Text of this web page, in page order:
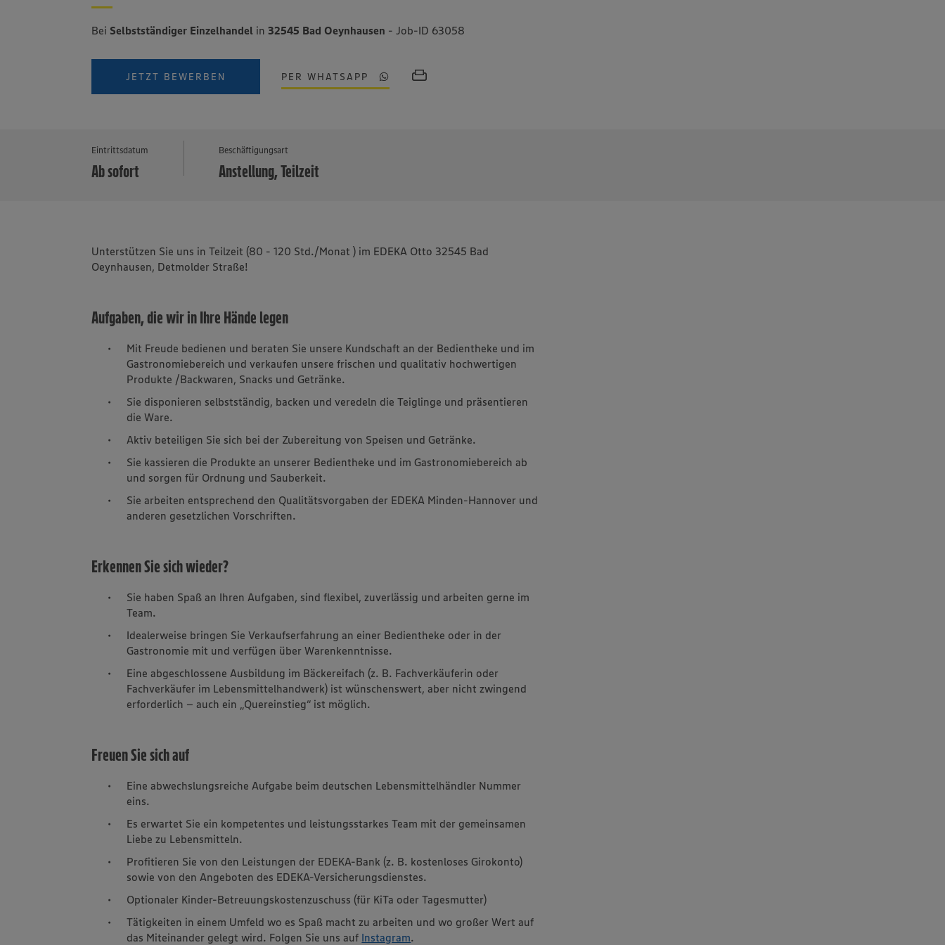
Bei Selbstständiger Einzelhandel in32545 Bad Oeynhausen - Job-ID 63058
JETZT BEWERBEN PER WHATSAPP
Eintrittsdatum
Ab sofort
Beschäftigungsart
Anstellung, Teilzeit
Unterstützen Sie uns in Teilzeit (80 - 120 Std./Monat ) im EDEKA Otto 32545 Bad
Oeynhausen, Detmolder Straße!
Aufgaben, die wir in Ihre Hände legen
Mit Freude bedienen und beraten Sie unsere Kundschaft an der Bedientheke und im
Gastronomiebereich und verkaufen unsere frischen und qualitativ hochwertigen
Produkte /Backwaren, Snacks und Getränke.
Sie disponieren selbstständig, backen und veredeln die Teiglinge und präsentieren
die Ware.
Aktiv beteiligen Sie sich bei der Zubereitung von Speisen und Getränke.
Sie kassieren die Produkte an unserer Bedientheke und im Gastronomiebereich ab
und sorgen für Ordnung und Sauberkeit.
Sie arbeiten entsprechend den Qualitätsvorgaben der EDEKA Minden-Hannover und
anderen gesetzlichen Vorschriften.
Erkennen Sie sich wieder?
Sie haben Spaß an Ihren Aufgaben, sind flexibel, zuverlässig und arbeiten gerne im
Team.
Idealerweise bringen Sie Verkaufserfahrung an einer Bedientheke oder in der
Gastronomie mit und verfügen über Warenkenntnisse.
Eine abgeschlossene Ausbildung im Bäckereifach (z. B. Fachverkäuferin oder
Fachverkäufer im Lebensmittelhandwerk) ist wünschenswert, aber nicht zwingend
erforderlich – auch ein „Quereinstieg“ ist möglich.
Freuen Sie sich auf
Eine abwechslungsreiche Aufgabe beim deutschen Lebensmittelhändler Nummer
eins.
Es erwartet Sie ein kompetentes und leistungsstarkes Team mit der gemeinsamen
Liebe zu Lebensmitteln.
Profitieren Sie von den Leistungen der EDEKA-Bank (z. B. kostenloses Girokonto)
sowie von den Angeboten des EDEKA-Versicherungsdienstes.
Optionaler Kinder-Betreuungskostenzuschuss (für KiTa oder Tagesmutter)
Tätigkeiten in einem Umfeld wo es Spaß macht zu arbeiten und wo großer Wert auf
das Miteinander gelegt wird. Folgen Sie uns auf Instagram.